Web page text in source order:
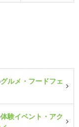
グルメ・フードフェ
体験イベント・アク